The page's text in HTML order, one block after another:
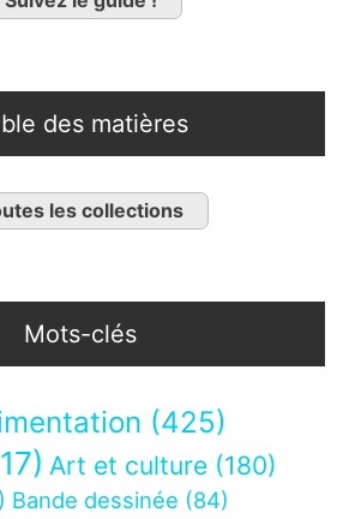
des matières
les collections
Mots-clés
(425)
Art et culture (180)
Bande dessinée (84)